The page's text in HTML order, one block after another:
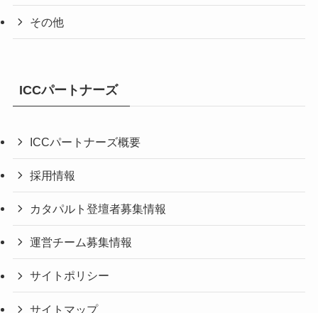
その他
ICCパートナーズ
ICCパートナーズ概要
採用情報
カタパルト登壇者募集情報
運営チーム募集情報
サイトポリシー
サイトマップ